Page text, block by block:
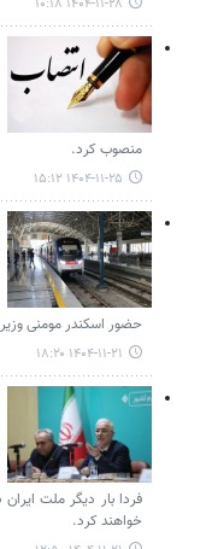
۱۴۰۴-۱۱-۲۸ ۱۰:۱۸
منصوب کرد.
۱۴۰۴-۱۱-۲۵ ۱۵:۱۲
حضور اسکندر مومنی
۱۴۰۴-۱۱-۲۱ ۱۸:۲۰
فردا بار دیگر ملت
خواهند کرد.